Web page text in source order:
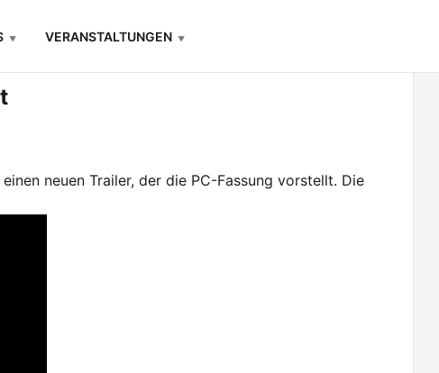
VERANSTALTUNGEN
neuen Trailer, der die PC-Fassung vorstellt. Die